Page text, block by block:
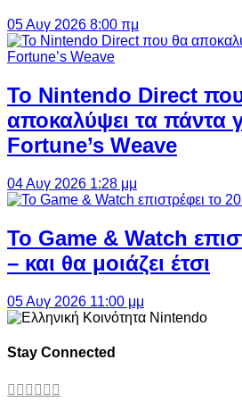
05 Αυγ 2026 8:00 πμ
Το Nintendo Direct
αποκαλύψει τα πάντα
Fortune’s Weave
04 Αυγ 2026 1:28 μμ
Το Game & Watch
– και θα μοιάζει έτσι
05 Αυγ 2026 11:00 μμ
Stay Connected